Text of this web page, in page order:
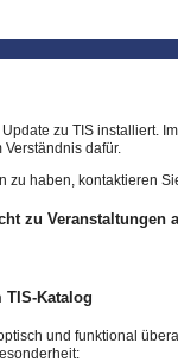
zu TIS installiert.
dafür.
zu haben, kontaktieren
zu Veranstaltungen
Katalog
und funktional